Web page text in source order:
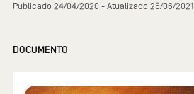
Publicado 24/04/2020 - Atualizado 25/06/2021
DOCUMENTO